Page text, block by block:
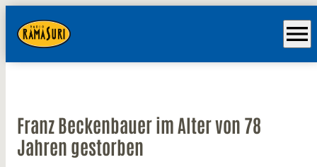
menu
Franz Beckenbauer im Alter von 78
Jahren gestorben